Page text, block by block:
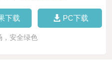
下载 PC下载
，安全绿色